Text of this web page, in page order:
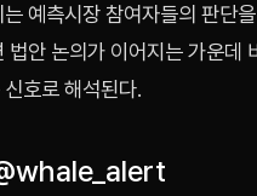
는 예측시장 참여자들의 판단
법안 논의가 이어지는 가운데
호로 해석된다.